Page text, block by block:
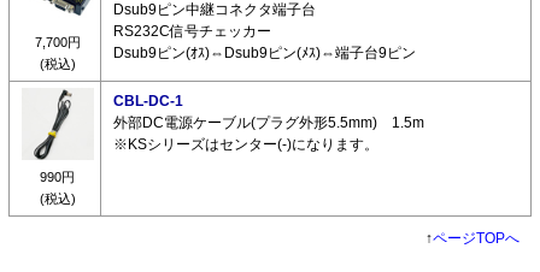
7,700円
(税込)
Dsub9ピン中継コネクタ端子台
RS232C信号チェッカー
Dsub9ピン(ｵｽ)⇔Dsub9ピン(ﾒｽ)⇔端子台9ピン
990円
(税込)
CBL-DC-1
外部DC電源ケーブル(プラグ外形5.5mm) 1.5m
※KSシリーズはセンター(-)になります。
↑ページTOPへ